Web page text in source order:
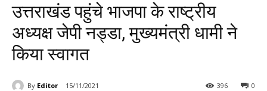
उत्तराखंड पहुंचे भाजपा के राष्ट्रीय
अध्यक्ष जेपी नड्डा, मुख्यमंत्री धामी ने
किया स्वागत
By Editor 15/11/2021 0
396